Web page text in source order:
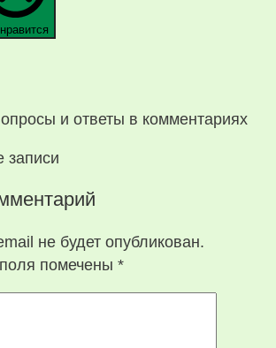
и ответы в комментариях
записи
не будет опубликован.
помечены *